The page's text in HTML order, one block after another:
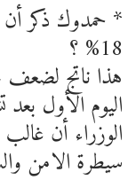
* حمدوك ذكر أن
18% ؟
هذا ناتج
اليوم الأول
الوزراء أن
سيطرة الامن